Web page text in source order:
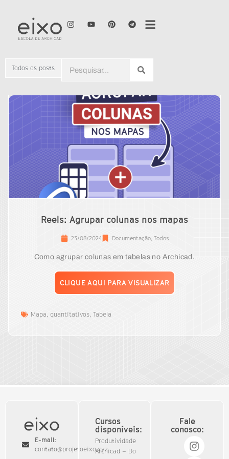
Todos os posts
Reels: Agrupar colunas nos mapas
23/08/2024 Documentação, Todos
Como agrupar colunas em tabelas no Archicad.
CLIQUE AQUI PARA VISUALIZAR
Mapa, quantitativos, Tabela
E-mail:
contato@projetoeixo.xyz
Cursos
disponíveis:
Produtividade
Archicad – Do
Fale
conosco: